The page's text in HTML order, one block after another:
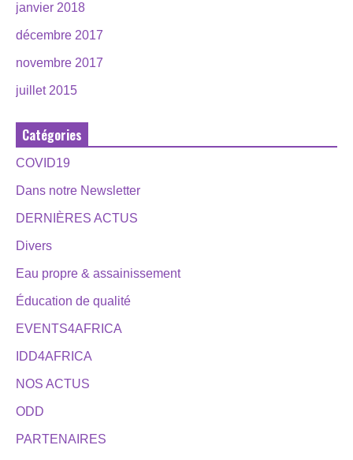
janvier 2018
décembre 2017
novembre 2017
juillet 2015
Catégories
COVID19
Dans notre Newsletter
DERNIÈRES ACTUS
Divers
Eau propre & assainissement
Éducation de qualité
EVENTS4AFRICA
IDD4AFRICA
NOS ACTUS
ODD
PARTENAIRES